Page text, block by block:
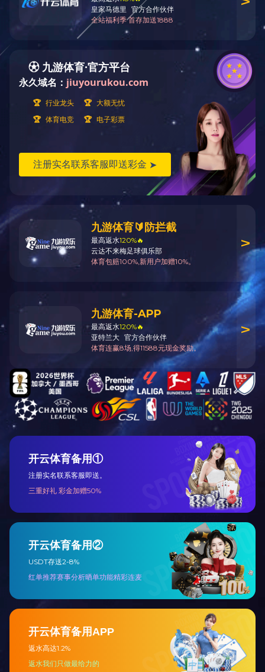
花嘴系列
烤盘系列
小蛋糕模系列
乐竞_乐竞（中国）一站
乐竞_乐竞（中国）一站
式服务官网系列
轮刀、温度计系列
硬塑模系列
饼干模系列
0451-88322710
小蛋糕模系列 X
C9不粘蒸糕模
C12铝活底菊花
C15铝蛋糕单
C18铝蛋糕单